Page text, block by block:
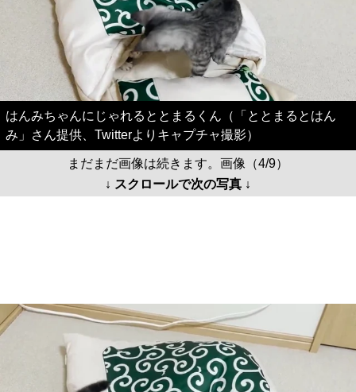
はんみちゃんにじゃれるととまるくん（「ととまるとはん
み」さん提供、Twitterよりキャプチャ撮影）
まだまだ画像は続きます。画像（4/9）
↓ スクロールで次の写真 ↓